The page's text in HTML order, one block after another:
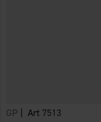
GP | Art 7513